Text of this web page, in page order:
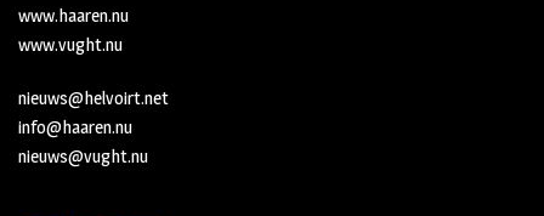
www.haaren.nu
www.vught.nu
nieuws@helvoirt.net
info@haaren.nu
nieuws@vught.nu